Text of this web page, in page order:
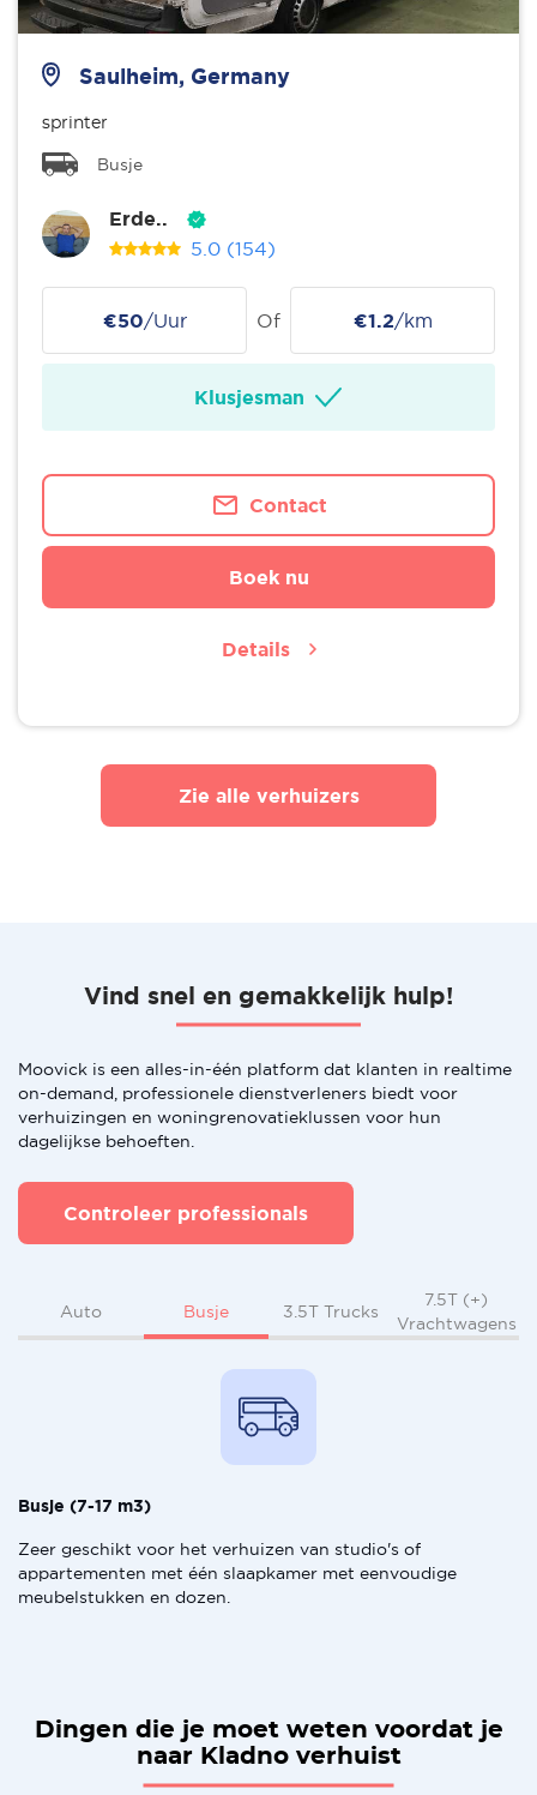
Saulheim, Germany
sprinter
Busje
Erde..
5.0 (154)
€50/Uur Of €1.2/km
Klusjesman
Contact
Boek nu
Details
Zie alle verhuizers
Vind snel en gemakkelijk hulp!
Moovick is een alles-in-één platform dat klanten in realtime
on-demand, professionele dienstverleners biedt voor
verhuizingen en woningrenovatieklussen voor hun
dagelijkse behoeften.
Controleer professionals
Auto Busje 3.5T Trucks
7.5T (+)
Vrachtwagens
Busje (7-17 m3)
Zeer geschikt voor het verhuizen van studio's of
appartementen met één slaapkamer met eenvoudige
meubelstukken en dozen.
Dingen die je moet weten voordat je
naar Kladno verhuist